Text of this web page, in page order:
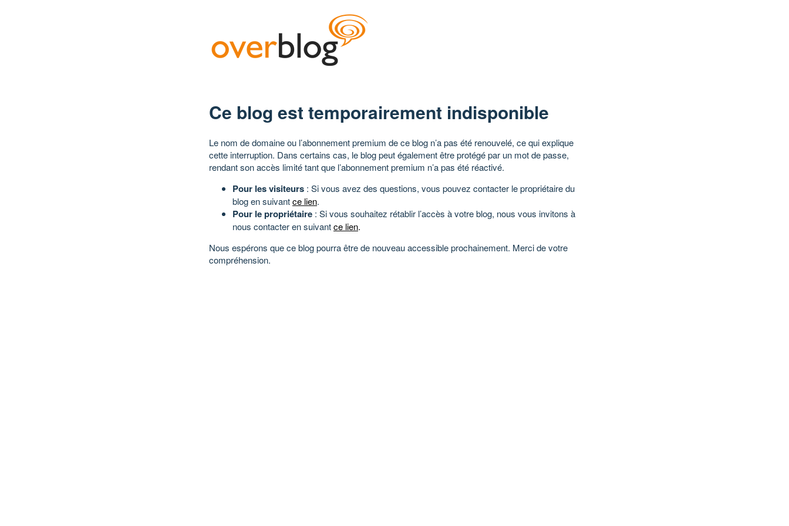
Ce blog est temporairement indisponible
Le nom de domaine ou l’abonnement premium de ce blog n’a pas été renouvelé, ce qui explique
cette interruption. Dans certains cas, le blog peut également être protégé par un mot de passe,
rendant son accès limité tant que l’abonnement premium n’a pas été réactivé.
Pour les visiteurs : Si vous avez des questions, vous pouvez contacter le propriétaire du
blog en suivantce lien.
Pour le propriétaire : Si vous souhaitez rétablir l’accès à votre blog, nous vous invitons à
nous contacter en suivantce lien.
Nous espérons que ce blog pourra être de nouveau accessible prochainement. Merci de votre
compréhension.